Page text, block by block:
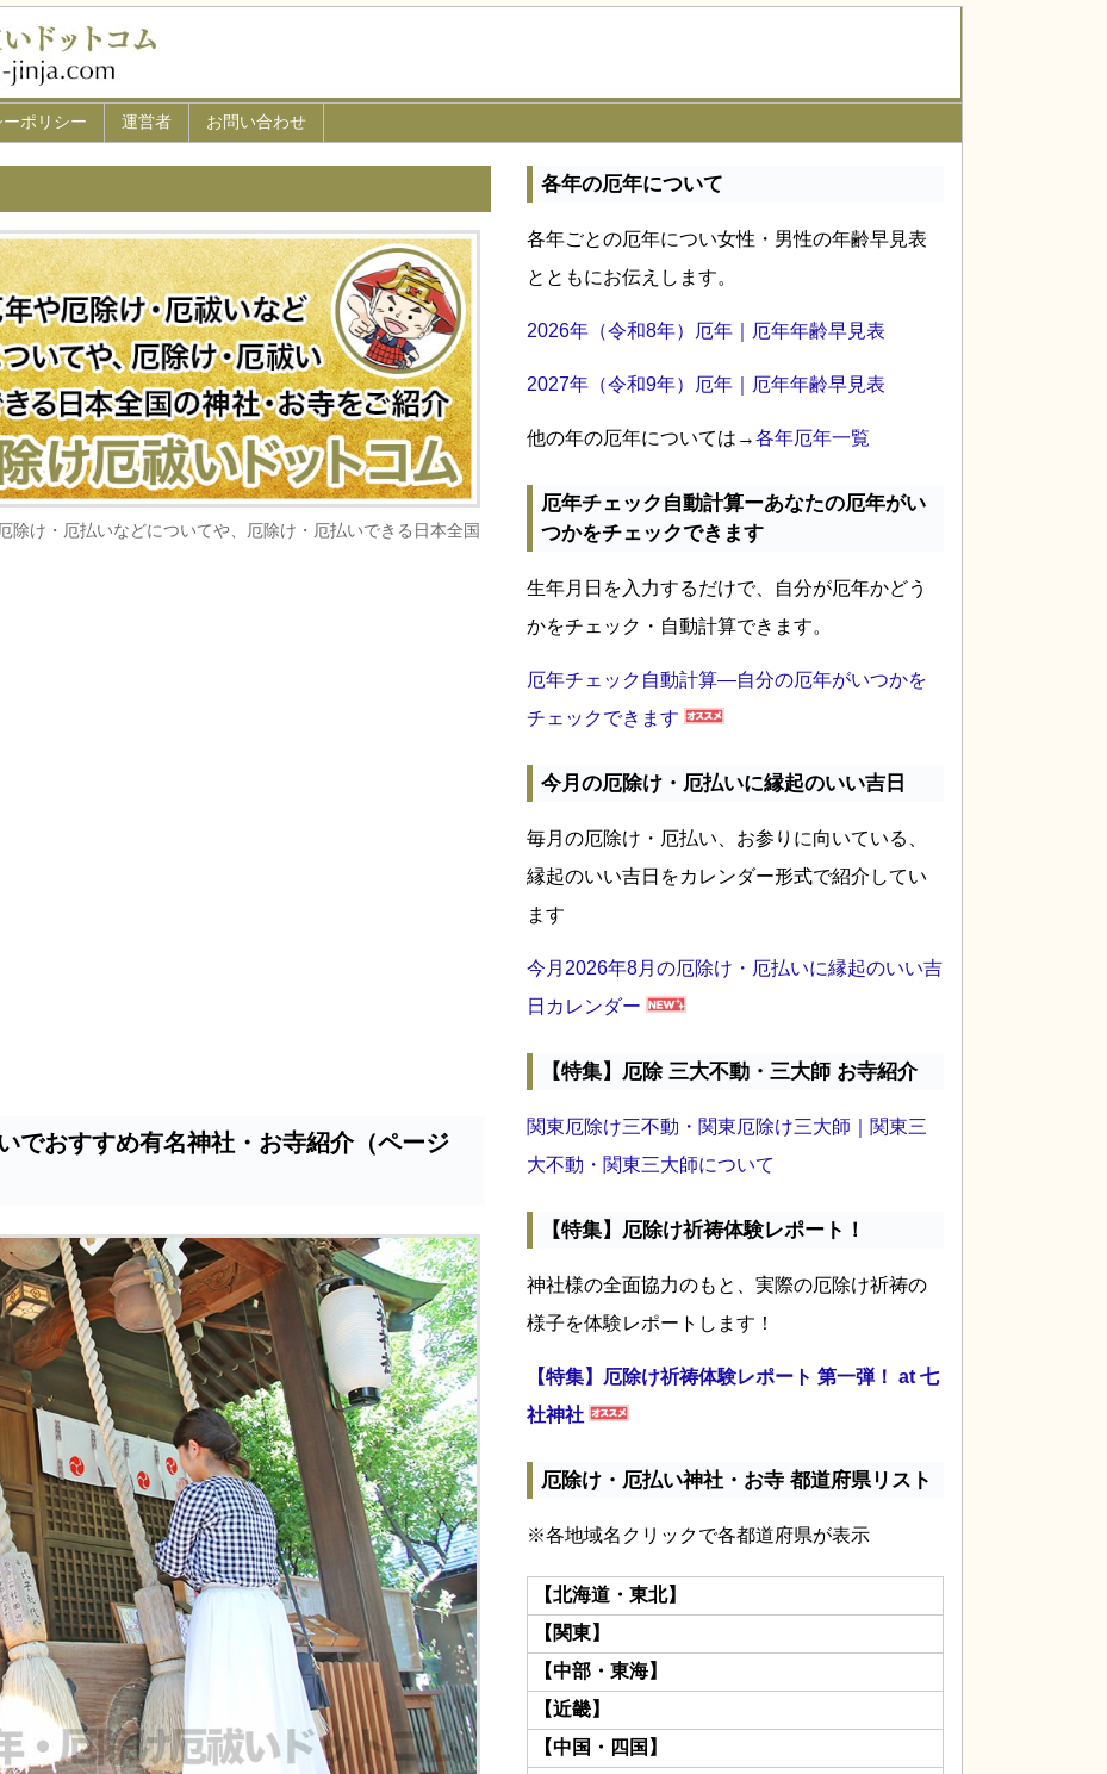
除け・厄払いなどについてや、厄除け・厄払いできる日本全国
でおすすめ有名神社・お寺紹介（ページ
各年の厄年について
各年ごとの厄年につい女性・男性の年齢早見表
とともにお伝えします。
2026年（令和8年）厄年｜厄年年齢早見表
2027年（令和9年）厄年｜厄年年齢早見表
他の年の厄年については→各年厄年一覧
厄年チェック自動計算ーあなたの厄年がい
つかをチェックできます
生年月日を入力するだけで、自分が厄年かどう
かをチェック・自動計算できます。
厄年チェック自動計算―自分の厄年がいつかを
チェックできます
今月の厄除け・厄払いに縁起のいい吉日
毎月の厄除け・厄払い、お参りに向いている、
縁起のいい吉日をカレンダー形式で紹介してい
ます
今月2026年8月の厄除け・厄払いに縁起のいい吉
日カレンダー
【特集】厄除 三大不動・三大師 お寺紹介
関東厄除け三不動・関東厄除け三大師｜関東三
大不動・関東三大師について
【特集】厄除け祈祷体験レポート！
神社様の全面協力のもと、実際の厄除け祈祷の
様子を体験レポートします！
【特集】厄除け祈祷体験レポート 第一弾！ at 七
社神社
厄除け・厄払い神社・お寺 都道府県リスト
※各地域名クリックで各都道府県が表示
【北海道・東北】
【関東】
【中部・東海】
【近畿】
【中国・四国】
ポリシー 運営者 お問い合わせ